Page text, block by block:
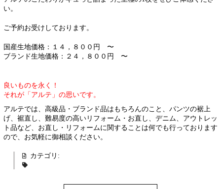
い。
ご予約お受けしております。
国産生地価格：１４，８００円 〜
ブランド生地価格：２４，８００円 〜
良いものを永く！
それが「アルテ」の思いです。
アルテでは、高級品・ブランド品はもちろんのこと、パンツの裾上
げ、裾直し、難易度の高いリフォーム・お直し、デニム、アウトレッ
ト品など、お直し・リフォームに関することは何でも行っております
ので、お気軽に御相談ください。
カテゴリ: